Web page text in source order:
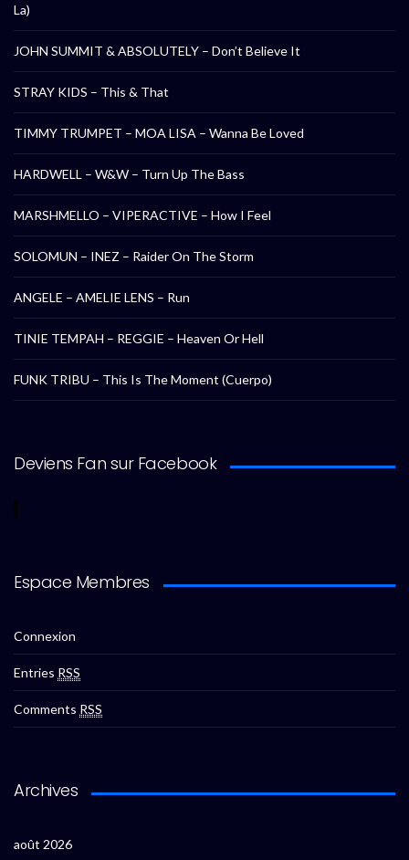
La)
JOHN SUMMIT & ABSOLUTELY – Don’t Believe It
STRAY KIDS – This & That
TIMMY TRUMPET – MOA LISA – Wanna Be Loved
HARDWELL – W&W – Turn Up The Bass
MARSHMELLO – VIPERACTIVE – How I Feel
SOLOMUN – INEZ – Raider On The Storm
ANGELE – AMELIE LENS – Run
TINIE TEMPAH – REGGIE – Heaven Or Hell
FUNK TRIBU – This Is The Moment (Cuerpo)
Deviens Fan sur Facebook
Espace Membres
Connexion
Entries RSS
Comments RSS
Archives
août 2026